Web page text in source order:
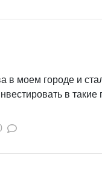
в моем городе и
в такие